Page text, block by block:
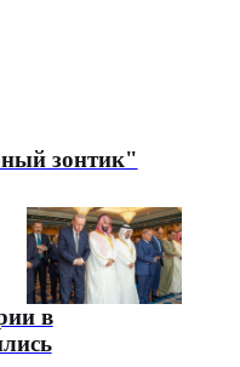
зонтик"
в